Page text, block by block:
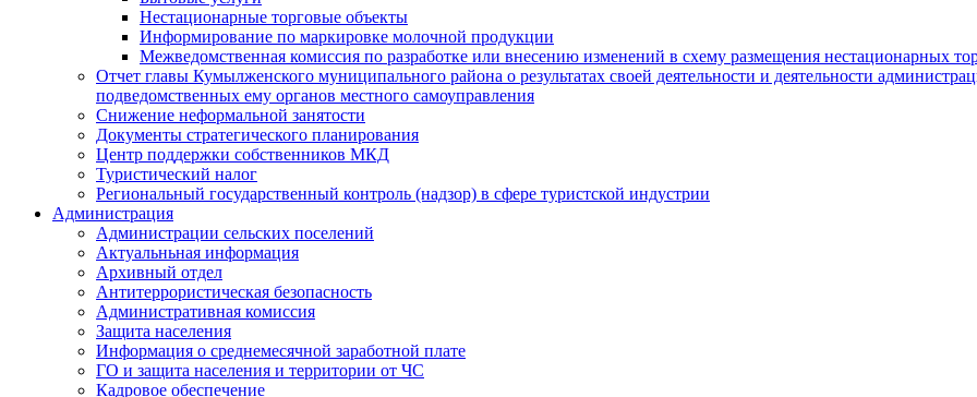
Нестационарные торговые объекты
Информирование по маркировке молочной продукции
Межведомственная комиссия по разработке или внесению изменений в схему размещения нестационарных
Отчет главы Кумылженского муниципального района о результатах своей деятельности и деятельности
подведомственных ему органов местного самоуправления
Снижение неформальной занятости
Документы стратегического планирования
Центр поддержки собственников МКД
Туристический налог
Региональный государственный контроль (надзор) в сфере туристской индустрии
Администрация
Администрации сельских поселений
Актуальньная информация
Архивный отдел
Антитеррористическая безопасность
Административная комиссия
Защита населения
Информация о среднемесячной заработной плате
ГО и защита населения и территории от ЧС
Кадровое обеспечение